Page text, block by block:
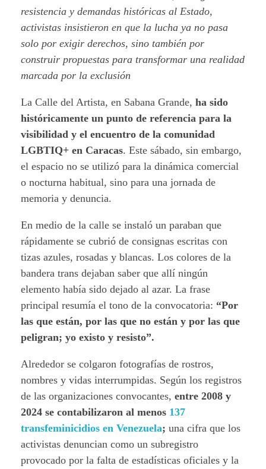
resistencia y demandas históricas al Estado,
activistas insistieron en que la lucha ya no pasa
solo por exigir derechos, sino también por
construir propuestas para transformar una realidad
marcada por la exclusión
La Calle del Artista, en Sabana Grande, ha sido
históricamente un punto de referencia para la
visibilidad y el encuentro de la comunidad
LGBTIQ+ en Caracas. Este sábado, sin embargo,
el espacio no se utilizó para la dinámica comercial
o nocturna habitual, sino para una jornada de
memoria y denuncia.
En medio de la calle se instaló un paraban que
rápidamente se cubrió de consignas escritas con
tizas azules, rosadas y blancas. Los colores de la
bandera trans dejaban saber que allí ningún
elemento había sido dejado al azar. La frase
principal resumía el tono de la convocatoria: “Por
las que están, por las que no están y por las que
peligran; yo existo y resisto”.
Alrededor se colgaron fotografías de rostros,
nombres y vidas interrumpidas. Según los registros
de las organizaciones convocantes, entre 2008 y
2024 se contabilizaron al menos 137
transfeminicidios en Venezuela; una cifra que los
activistas denuncian como un subregistro
provocado por la falta de estadísticas oficiales y la